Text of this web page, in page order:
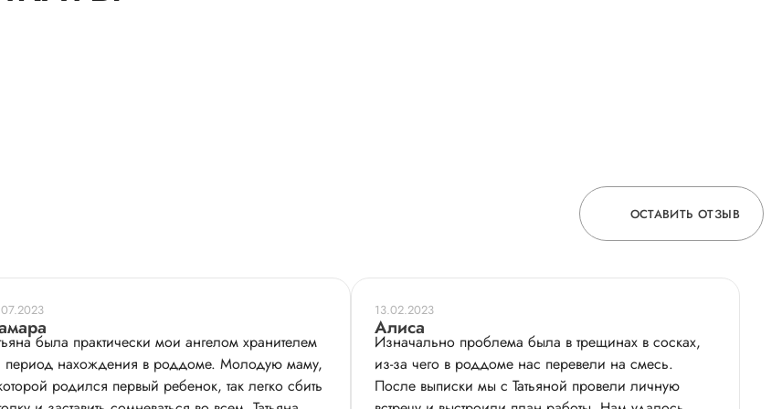
ОСТАВИТЬ ОТЗЫВ
ГОРЯЧАЯ ЛИНИЯ КАЧЕСТВА
была практически мои ангелом хранителем
период нахождения в роддоме. Молодую маму,
родился первый ребенок, так легко сбить
13.02.2023
Алиса
Изначально проблема была в трещинах в сосках,
из-за чего в роддоме нас перевели на смесь.
После выписки мы с Татьяной провели личную